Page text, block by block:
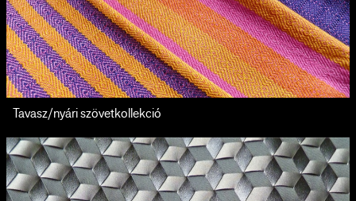
Tavasz/nyári szövetkollekció